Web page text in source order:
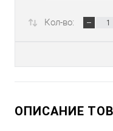
Кол-во:
ОПИСАНИЕ